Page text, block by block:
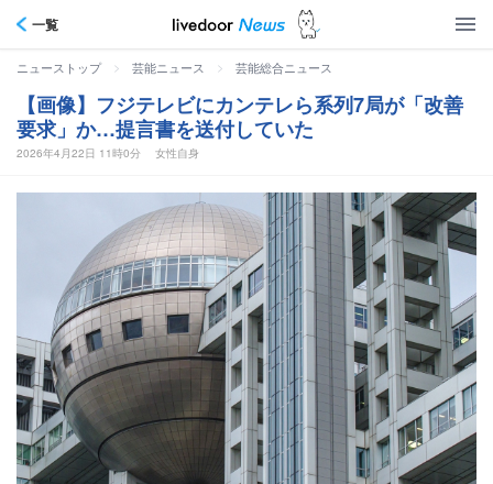
一覧
ニューストップ > 芸能ニュース > 芸能総合ニュース
【画像】フジテレビにカンテレら系列7局が「改善
要求」か…提言書を送付していた
2026年4月22日 11時0分 女性自身